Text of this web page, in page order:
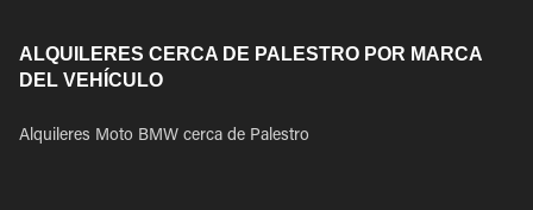
ALQUILERES CERCA DE PALESTRO POR MARCA
DEL VEHÍCULO
Alquileres Moto BMW cerca de Palestro